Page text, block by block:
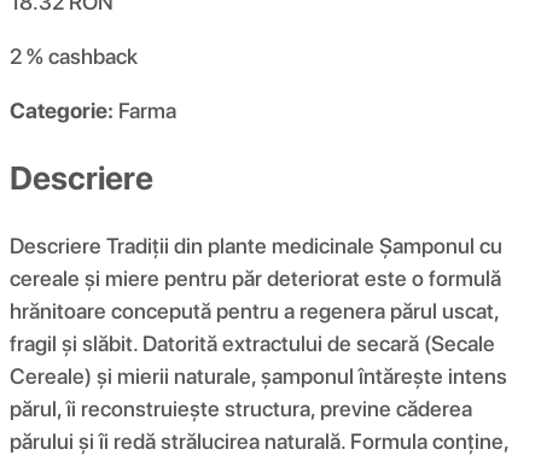
2 %cashback
Categorie: Farma
Descriere
Descriere Tradiții din plante medicinale Șamponul cu
cereale și miere pentru păr deteriorat este o formulă
hrănitoare concepută pentru a regenera părul uscat,
fragil și slăbit. Datorită extractului de secară (Secale
Cereale) și mierii naturale, șamponul întărește intens
părul, îi reconstruiește structura, previne căderea
părului și îi redă strălucirea naturală. Formula conține,